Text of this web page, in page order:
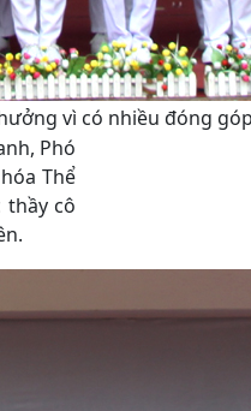
vì có nhiều đóng
Phó
Thể
thầy cô